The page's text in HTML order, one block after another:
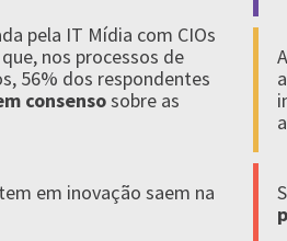
pela IT Mídia com CIOs
nos processos de
56% dos respondentes
consensosobre as
em inovação saem na